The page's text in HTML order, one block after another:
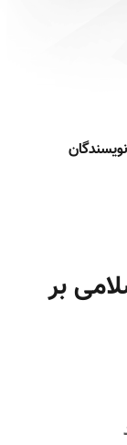
نویسندگان
بر